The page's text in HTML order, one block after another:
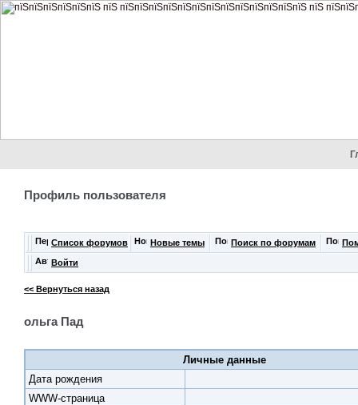
Профиль пользователя
Список форумов Новые темы Поиск по форумам
Войти
<< Вернуться назад
ольга Пад
Личные данные
Дата рождения
WWW-страница